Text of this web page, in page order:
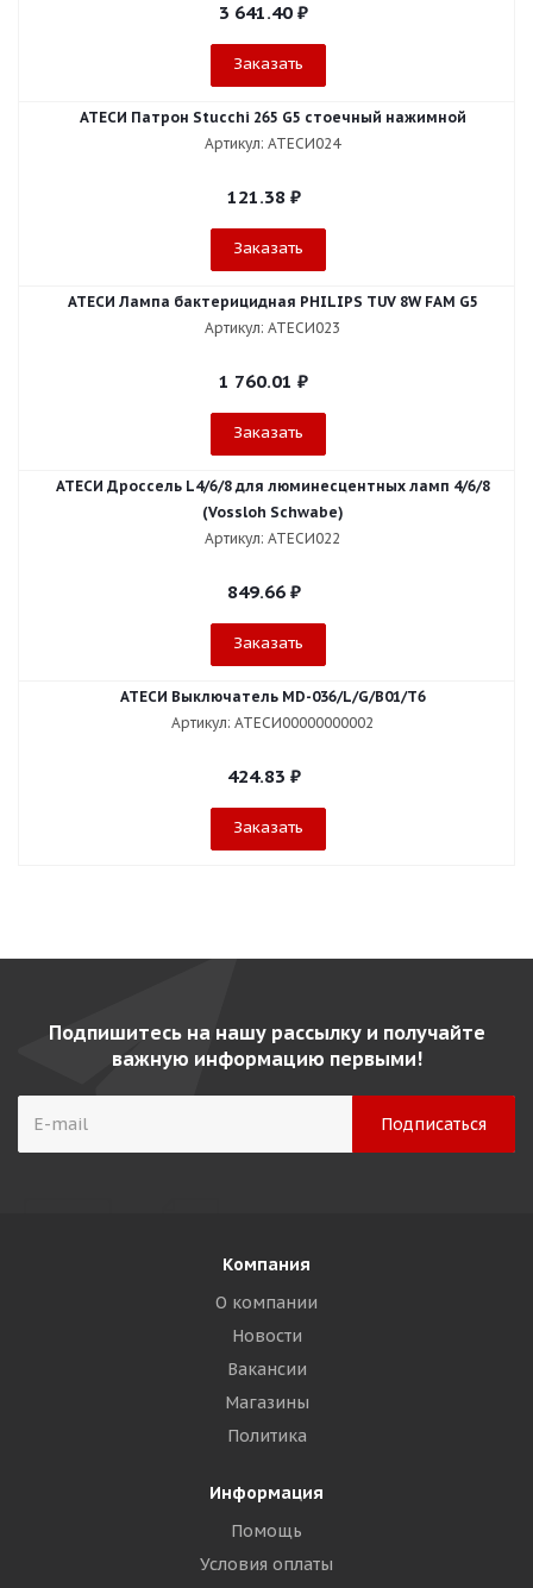
3 641.40 ₽
Заказать
АТЕСИ Патрон Stucchi 265 G5 стоечный нажимной
Артикул: АТЕСИ024
121.38₽
Заказать
АТЕСИ Лампа бактерицидная PHILIPS TUV 8W FAM G5
Артикул: АТЕСИ023
1 760.01 ₽
Заказать
АТЕСИ Дроссель L4/6/8 для люминесцентных ламп 4/6/8
(Vossloh Schwabe)
Артикул: АТЕСИ022
849.66₽
Заказать
АТЕСИ Выключатель MD-036/L/G/В01/T6
Артикул: АТЕСИ00000000002
424.83 ₽
Заказать
Подпишитесь на нашу рассылку и получайте
важную информацию первыми!
Компания
О компании
Новости
Вакансии
Магазины
Политика
Информация
Помощь
Условия оплаты